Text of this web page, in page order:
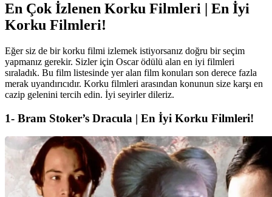
En Çok İzlenen Korku Filmleri | En İyi
Korku Filmleri!
Eğer siz de bir korku filmi izlemek istiyorsanız doğru bir seçim
yapmanız gerekir. Sizler için Oscar ödülü alan en iyi filmleri
sıraladık. Bu film listesinde yer alan film konuları son derece fazla
merak uyandırıcıdır. Korku filmleri arasından konunun size karşı en
cazip gelenini tercih edin. İyi seyirler dileriz.
1- Bram Stoker’s Dracula | En İyi Korku Filmleri!